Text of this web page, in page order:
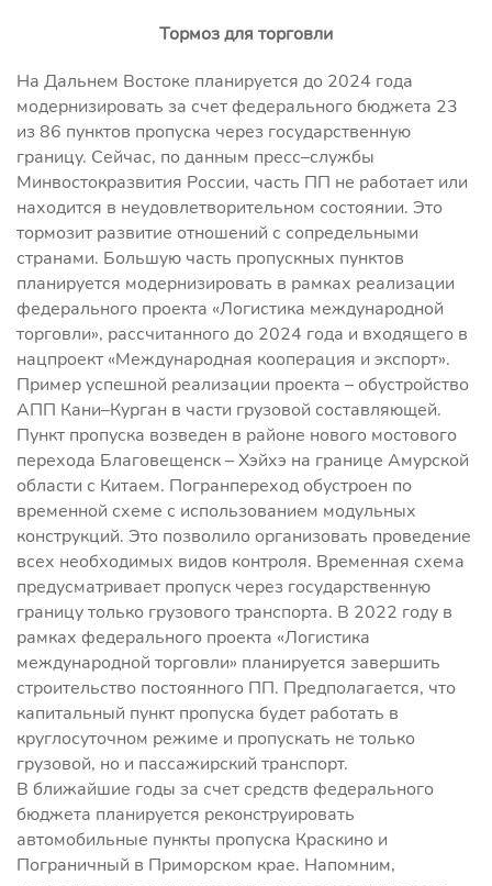
Тормоз для торговли
На Дальнем Востоке планируется до 2024 года
модернизировать за счет федерального бюджета 23
из 86 пунктов пропуска через государственную
границу. Сейчас, по данным пресс–службы
Минвостокразвития России, часть ПП не работает или
находится в неудовлетворительном состоянии. Это
тормозит развитие отношений с сопредельными
странами. Большую часть пропускных пунктов
планируется модернизировать в рамках реализации
федерального проекта «Логистика международной
торговли», рассчитанного до 2024 года и входящего в
нацпроект «Международная кооперация и экспорт».
Пример успешной реализации проекта – обустройство
АПП Кани–Курган в части грузовой составляющей.
Пункт пропуска возведен в районе нового мостового
перехода Благовещенск – Хэйхэ на границе Амурской
области с Китаем. Погранпереход обустроен по
временной схеме с использованием модульных
конструкций. Это позволило организовать проведение
всех необходимых видов контроля. Временная схема
предусматривает пропуск через государственную
границу только грузового транспорта. В 2022 году в
рамках федерального проекта «Логистика
международной торговли» планируется завершить
строительство постоянного ПП. Предполагается, что
капитальный пункт пропуска будет работать в
круглосуточном режиме и пропускать не только
грузовой, но и пассажирский транспорт.
В ближайшие годы за счет средств федерального
бюджета планируется реконструировать
автомобильные пункты пропуска Краскино и
Пограничный в Приморском крае. Напомним,